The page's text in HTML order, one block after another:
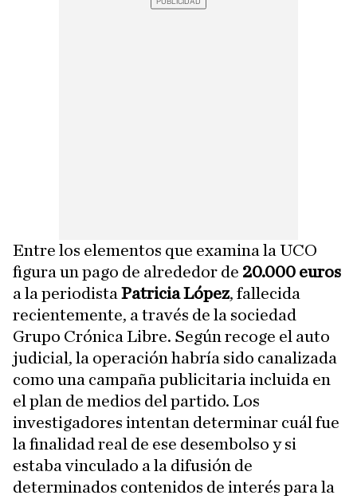
Entre los elementos que examina la UCO
figura un pago de alrededor de 20.000 euros
a la periodista Patricia López, fallecida
recientemente, a través de la sociedad
Grupo Crónica Libre. Según recoge el auto
judicial, la operación habría sido canalizada
como una campaña publicitaria incluida en
el plan de medios del partido. Los
investigadores intentan determinar cuál fue
la finalidad real de ese desembolso y si
estaba vinculado a la difusión de
determinados contenidos de interés para la